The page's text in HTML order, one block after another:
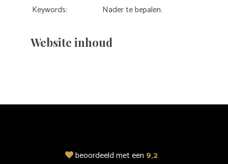
Keywords:
Nader te bepalen.
Website inhoud
beoordeeld met een 9,2